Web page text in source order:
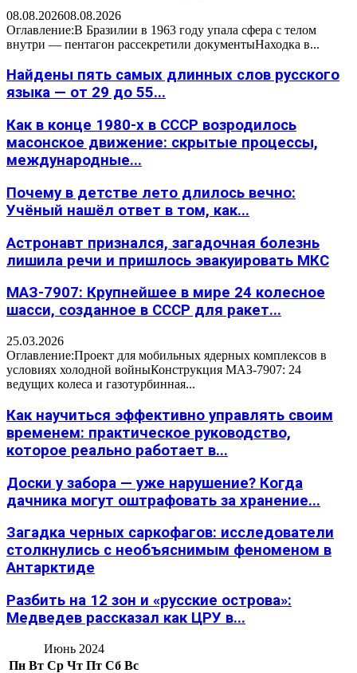
08.08.202608.08.2026
Оглавление:В Бразилии в 1963 году упала сфера с телом
внутри — пентагон рассекретили документыНаходка в...
Найдены пять самых длинных слов русского
языка — от 29 до 55...
Как в конце 1980-х в СССР возродилось
масонское движение: скрытые процессы,
международные...
Почему в детстве лето длилось вечно:
Учёный нашёл ответ в том, как...
Астронавт признался, загадочная болезнь
лишила речи и пришлось эвакуировать МКС
МАЗ-7907: Крупнейшее в мире 24 колесное
шасси, созданное в СССР для ракет...
25.03.2026
Оглавление:Проект для мобильных ядерных комплексов в
условиях холодной войныКонструкция МАЗ-7907: 24
ведущих колеса и газотурбинная...
Как научиться эффективно управлять своим
временем: практическое руководство,
которое реально работает в...
Доски у забора — уже нарушение? Когда
дачника могут оштрафовать за хранение...
Загадка черных саркофагов: исследователи
столкнулись с необъяснимым феноменом в
Антарктиде
Разбить на 12 зон и «русские острова»:
Медведев рассказал как ЦРУ в...
Июнь 2024
Пн Вт Ср Чт Пт Сб Вс